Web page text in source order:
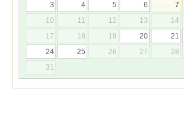
3
4 5 6 7
10
11 12 13 14
17
18 19 20 21
24
25 26 27 28
31